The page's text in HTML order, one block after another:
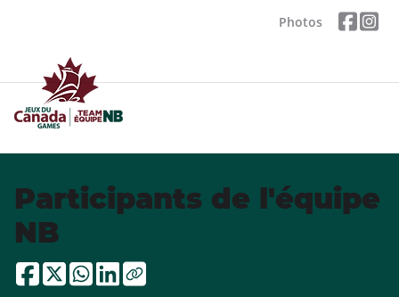
Photos
Participants de l'équipe
NB